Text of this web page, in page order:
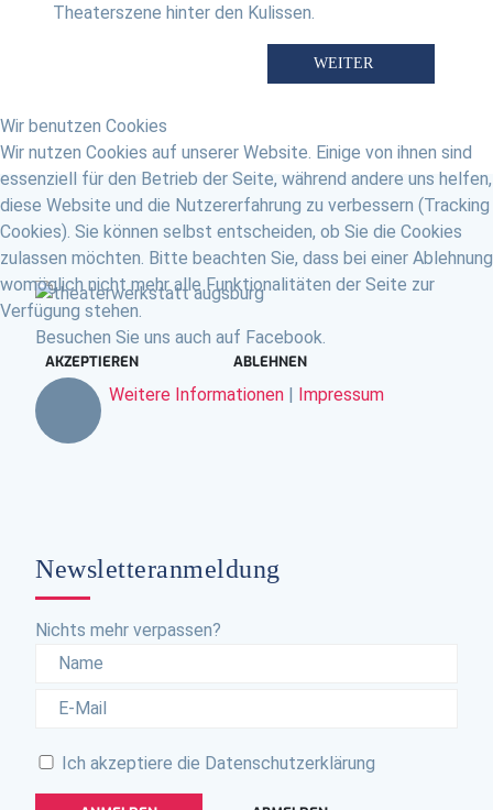
Theaterszene hinter den Kulissen.
NÄCHSTER BEITRAG:
WEITER
Besuchen Sie uns auch auf Facebook.
Newsletteranmeldung
Nichts mehr verpassen?
Ich akzeptiere die Datenschutzerklärung
Wir benutzen Cookies
Wir nutzen Cookies auf unserer Website. Einige von ihnen sind
essenziell für den Betrieb der Seite, während andere uns helfen,
diese Website und die Nutzererfahrung zu verbessern (Tracking
Cookies). Sie können selbst entscheiden, ob Sie die Cookies
zulassen möchten. Bitte beachten Sie, dass bei einer Ablehnung
womöglich nicht mehr alle Funktionalitäten der Seite zur
Verfügung stehen.
AKZEPTIEREN ABLEHNEN
Weitere Informationen | Impressum